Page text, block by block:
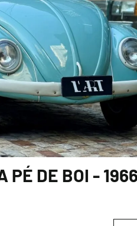
PÉ DE BOI - 1966